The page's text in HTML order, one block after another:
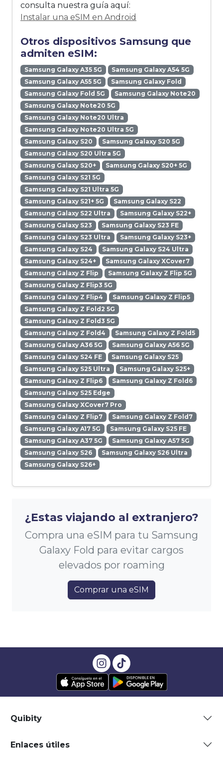
consulta nuestra guía aquí:
Instalar una eSIM en Android
Otros dispositivos Samsung que
admiten eSIM:
Samsung Galaxy A35 5G
Samsung Galaxy A54 5G
Samsung Galaxy A55 5G
Samsung Galaxy Fold
Samsung Galaxy Fold 5G
Samsung Galaxy Note20
Samsung Galaxy Note20 5G
Samsung Galaxy Note20 Ultra
Samsung Galaxy Note20 Ultra 5G
Samsung Galaxy S20
Samsung Galaxy S20 5G
Samsung Galaxy S20 Ultra 5G
Samsung Galaxy S20+
Samsung Galaxy S20+ 5G
Samsung Galaxy S21 5G
Samsung Galaxy S21 Ultra 5G
Samsung Galaxy S21+ 5G
Samsung Galaxy S22
Samsung Galaxy S22 Ultra
Samsung Galaxy S22+
Samsung Galaxy S23
Samsung Galaxy S23 FE
Samsung Galaxy S23 Ultra
Samsung Galaxy S23+
Samsung Galaxy S24
Samsung Galaxy S24 Ultra
Samsung Galaxy S24+
Samsung Galaxy XCover7
Samsung Galaxy Z Flip
Samsung Galaxy Z Flip 5G
Samsung Galaxy Z Flip3 5G
Samsung Galaxy Z Flip4
Samsung Galaxy Z Flip5
Samsung Galaxy Z Fold2 5G
Samsung Galaxy Z Fold3 5G
Samsung Galaxy Z Fold4
Samsung Galaxy Z Fold5
Samsung Galaxy A36 5G
Samsung Galaxy A56 5G
Samsung Galaxy S24 FE
Samsung Galaxy S25
Samsung Galaxy S25 Ultra
Samsung Galaxy S25+
Samsung Galaxy Z Flip6
Samsung Galaxy Z Fold6
Samsung Galaxy S25 Edge
Samsung Galaxy XCover7 Pro
Samsung Galaxy Z Flip7
Samsung Galaxy Z Fold7
Samsung Galaxy A17 5G
Samsung Galaxy S25 FE
Samsung Galaxy A37 5G
Samsung Galaxy A57 5G
Samsung Galaxy S26
Samsung Galaxy S26 Ultra
Samsung Galaxy S26+
¿Estas viajando al extranjero?
Compra una eSIM para tu Samsung
Galaxy Fold para evitar cargos
elevados por roaming
Comprar una eSIM
Quibity
Enlaces útiles